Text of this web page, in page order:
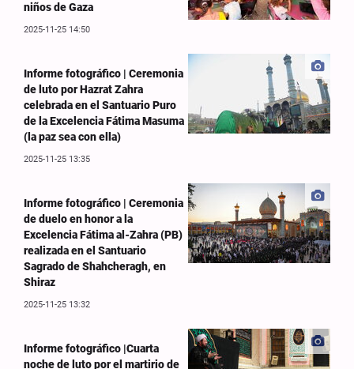
niños de Gaza
2025-11-25 14:50
Informe fotográfico | Ceremonia
de luto por Hazrat Zahra
celebrada en el Santuario Puro
de la Excelencia Fátima Masuma
(la paz sea con ella)
2025-11-25 13:35
Informe fotográfico | Ceremonia
de duelo en honor a la
Excelencia Fátima al-Zahra (PB)
realizada en el Santuario
Sagrado de Shahcheragh, en
Shiraz
2025-11-25 13:32
Informe fotográfico |Cuarta
noche de luto por el martirio de